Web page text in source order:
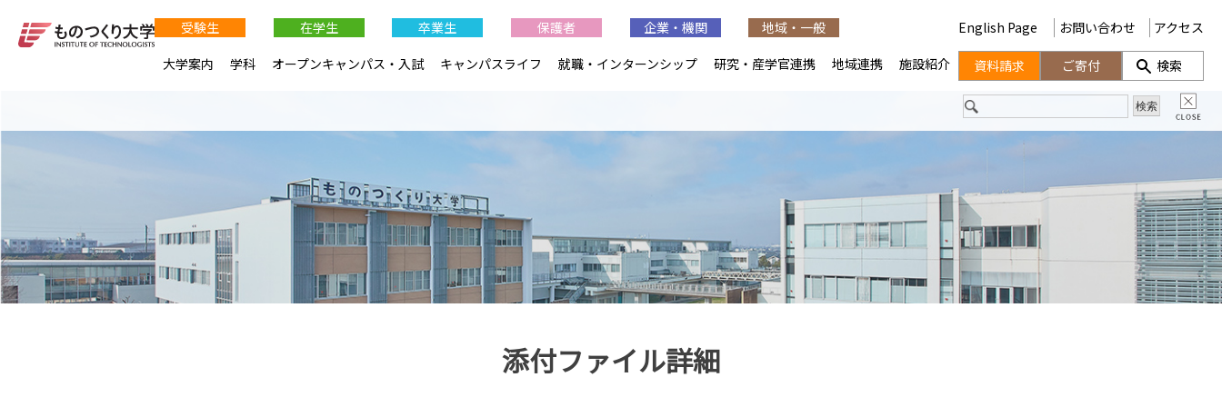
添付ファイル詳細
受験生 在学生 卒業生 保護者 企業・機関
地域・一般
大学案内
学科 オープンキャンパス・入試 キャンパスライフ 就職・インターンシップ 研究・産学官連携 地域連携 施設紹介
English Page お問い合わせ アクセス
資料請求 ご寄付 検索